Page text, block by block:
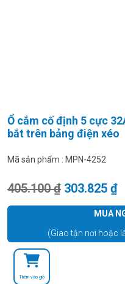
Ổ cắm cố định 5 cực
bắt trên bảng điện xéo
Mã sản phẩm : MPN-4252
405.100₫ Giá gốc là:
303.825 ₫
MUA
(Giao tận nơi hoặc
Thêm vào giỏ